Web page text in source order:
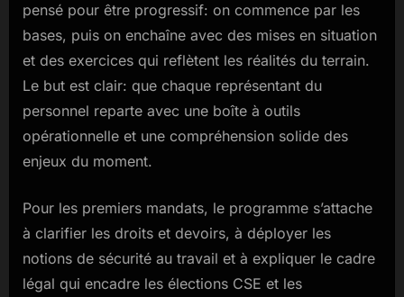
pensé pour être progressif: on commence par les
bases, puis on enchaîne avec des mises en situation
et des exercices qui reflètent les réalités du terrain.
Le but est clair: que chaque représentant du
personnel reparte avec une boîte à outils
opérationnelle et une compréhension solide des
enjeux du moment.
Pour les premiers mandats, le programme s’attache
à clarifier les droits et devoirs, à déployer les
notions de sécurité au travail et à expliquer le cadre
légal qui encadre les élections CSE et les